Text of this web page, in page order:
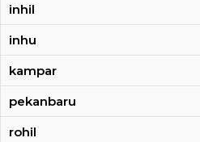
inhil
inhu
kampar
pekanbaru
rohil